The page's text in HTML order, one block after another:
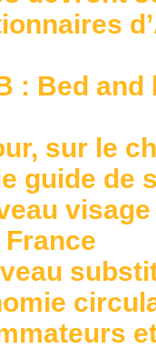
: Bed
sur le
guide de